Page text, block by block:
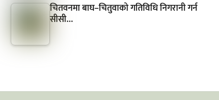
चितवनमा बाघ–चितुवाको गतिविधि निगरानी गर्न
सीसी…